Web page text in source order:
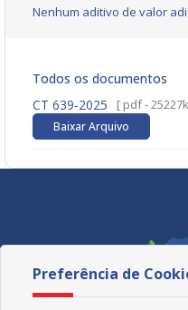
Nenhum aditivo de valor
Todos os documentos
CT 639-2025
[ pdf -
Baixar Arquivo
Preferência de